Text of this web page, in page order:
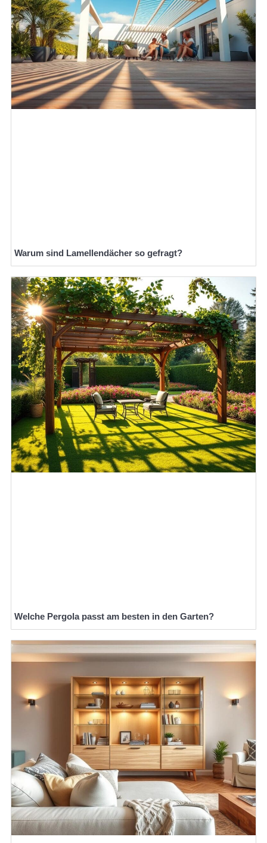
Warum sind Lamellendächer so gefragt?
Welche Pergola passt am besten in den Garten?